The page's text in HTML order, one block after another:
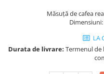
Ghivece si jardiniere
Accesorii pentru servire
Textile pentru casa
Măsuță de cafea
LA
Durata de livrare: Termenul de